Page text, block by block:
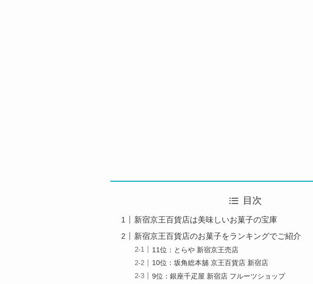
目次
新宿京王百貨店は美味しいお菓子の宝庫
新宿京王百貨店のお菓子をランキングでご紹介
11位：とらや 新宿京王売店
10位：坂角総本舖 京王百貨店 新宿店
9位：銀座千疋屋 新宿店 フルーツショップ